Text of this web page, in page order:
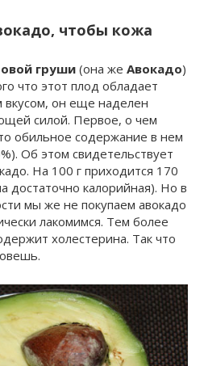
чтобы кожа
груши(она же Авокадо)
что этот плод обладает
вкусом, он еще наделен
силой. Первое, о чем
обильное содержание в нем
Об этом свидетельствует
На 100 г приходится 170
достаточно калорийная). Но в
мы же не покупаем авокадо
лакомимся. Тем более
холестерина. Так что